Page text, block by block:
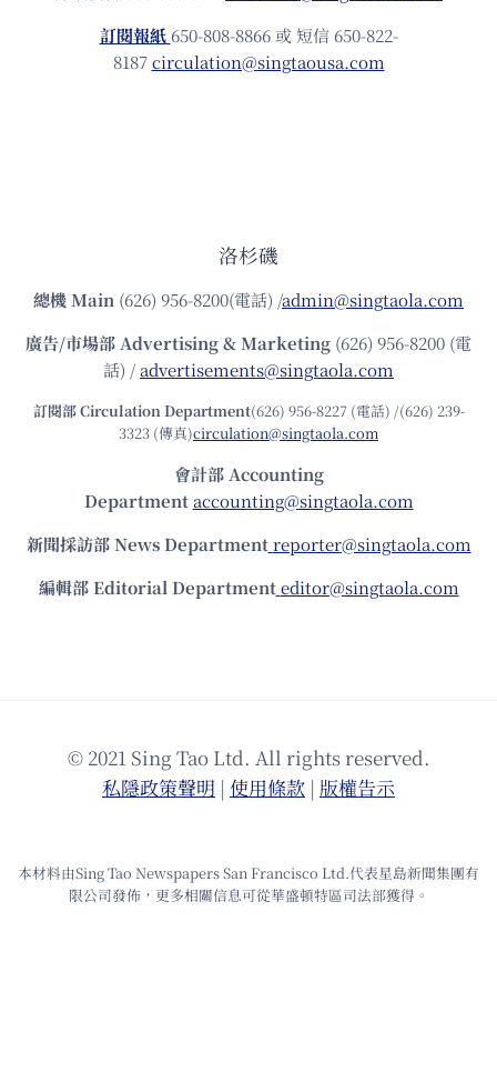
訂閱報紙 650-808-8866 或 短信 650-822-
8187circulation@singtaousa.com
洛杉磯
總機Main (626) 956-8200(電話) /admin@singtaola.com
廣告/市場部Advertising & Marketing (626) 956-8200 (電
話) /advertisements@singtaola.com
訂閱部 Circulation Department(626) 956-8227 (電話) /(626) 239-
3323 (傳真)circulation@singtaola.com
會計部 Accounting
Department accounting@singtaola.com
新聞採訪部 News Department reporter@singtaola.com
編輯部 Editorial Department editor@singtaola.com
© 2021 Sing Tao Ltd. All rights reserved.
私隱政策聲明 | 使⽤條款 | 版權告⽰
本材料由Sing Tao Newspapers San Francisco Ltd.代表星島新聞集團有
限公司發佈，更多相關信息可從華盛頓特區司法部獲得。